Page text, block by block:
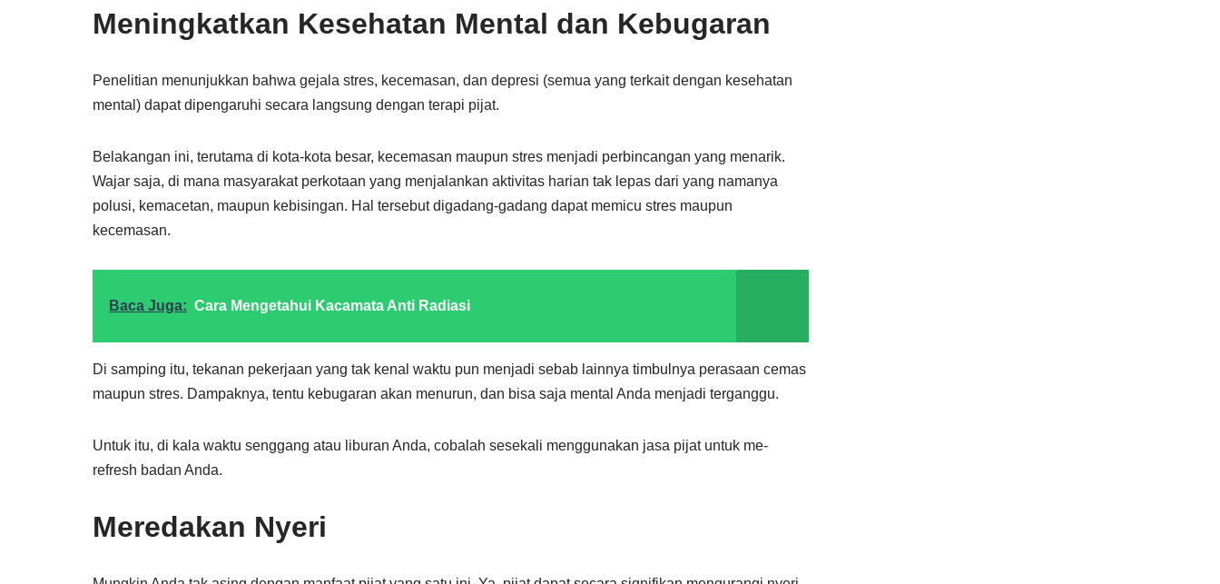
Meningkatkan Kesehatan Mental dan Kebugaran
Penelitian menunjukkan bahwa gejala stres, kecemasan, dan depresi (semua yang terkait dengan kesehatan
mental) dapat dipengaruhi secara langsung dengan terapi pijat.
Belakangan ini, terutama di kota-kota besar, kecemasan maupun stres menjadi perbincangan yang menarik.
Wajar saja, di mana masyarakat perkotaan yang menjalankan aktivitas harian tak lepas dari yang namanya
polusi, kemacetan, maupun kebisingan. Hal tersebut digadang-gadang dapat memicu stres maupun
kecemasan.
Baca Juga: Cara Mengetahui Kacamata Anti Radiasi
Di samping itu, tekanan pekerjaan yang tak kenal waktu pun menjadi sebab lainnya timbulnya perasaan cemas
maupun stres. Dampaknya, tentu kebugaran akan menurun, dan bisa saja mental Anda menjadi terganggu.
Untuk itu, di kala waktu senggang atau liburan Anda, cobalah sesekali menggunakan jasa pijat untuk me-
refresh badan Anda.
Meredakan Nyeri